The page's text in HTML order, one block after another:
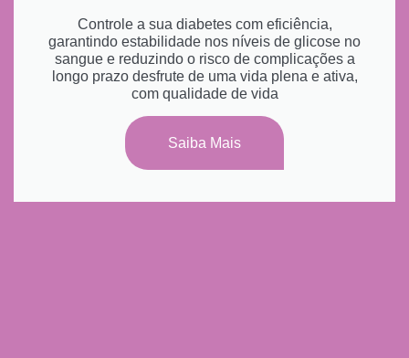
Controle a sua diabetes com eficiência,
garantindo estabilidade nos níveis de glicose no
sangue e reduzindo o risco de complicações a
longo prazo desfrute de uma vida plena e ativa,
com qualidade de vida
Saiba Mais